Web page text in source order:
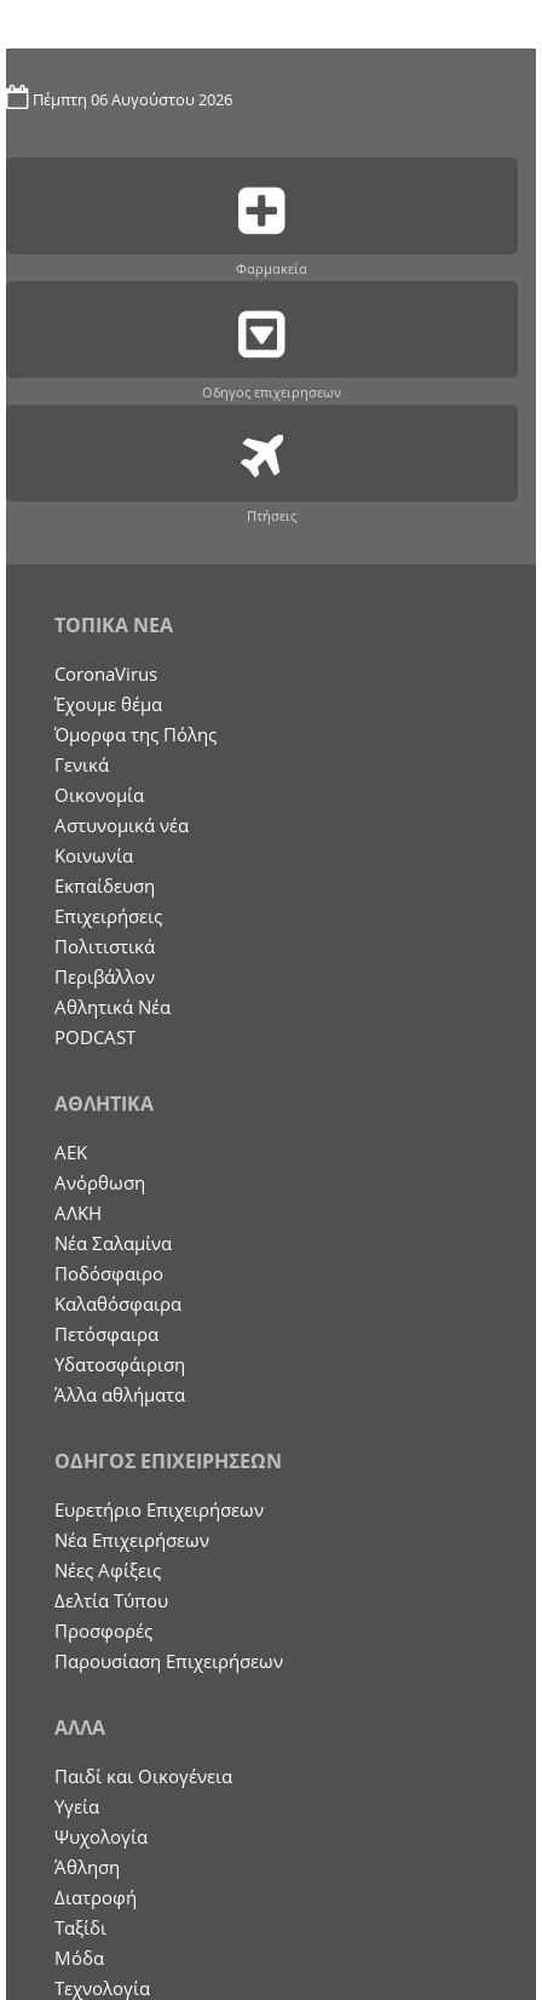
Πέμπτη 06 Αυγούστου 2026
Φαρμακεία
Οδηγος επιχειρησεων
Πτήσεις
ΤΟΠΙΚΑ ΝΕΑ
CoronaVirus
Έχουμε θέμα
Όμορφα της Πόλης
Γενικά
Οικονομία
Aστυνομικά νέα
Κοινωνία
Εκπαίδευση
Επιχειρήσεις
Πολιτιστικά
Περιβάλλον
Αθλητικά Νέα
PODCAST
ΑΘΛΗΤΙΚΑ
ΑΕΚ
Ανόρθωση
ΑΛΚΗ
Νέα Σαλαμίνα
Ποδόσφαιρο
Καλαθόσφαιρα
Πετόσφαιρα
Υδατοσφάιριση
Άλλα αθλήματα
ΟΔΗΓΟΣ ΕΠΙΧΕΙΡΗΣΕΩΝ
Ευρετήριο Επιχειρήσεων
Nέα Επιχειρήσεων
Νέες Αφίξεις
Δελτία Τύπου
Προσφορές
Παρουσίαση Επιχειρήσεων
ΑΛΛΑ
Παιδί και Οικογένεια
Υγεία
Ψυχολογία
Άθληση
Διατροφή
Ταξίδι
Μόδα
Τεχνολογία